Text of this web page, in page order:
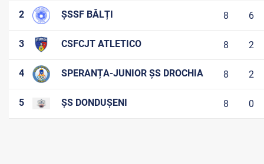
2 ȘSSF BĂLȚI 8 6
3 CSFCJT ATLETICO 8 2
4 SPERANȚA-JUNIOR ȘS DROCHIA 8 2
5 ȘS DONDUȘENI 8 0